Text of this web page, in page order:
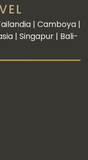
| Camboya |
| Singapur | Bali-